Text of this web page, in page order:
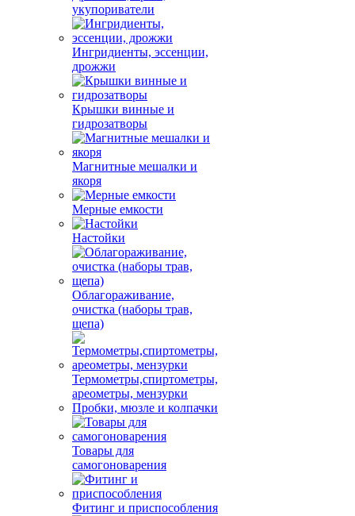
укупориватели
Ингридиенты, эссенции,
дрожжи
Крышки винные и
гидрозатворы
Магнитные мешалки и
якоря
Мерные емкости
Настойки
Облагораживание,
очистка (наборы трав,
щепа)
Термометры,спиртометры,
ареометры, мензурки
Пробки, мюзле и колпачки
Товары для
самогоноварения
Фитинг и приспособления